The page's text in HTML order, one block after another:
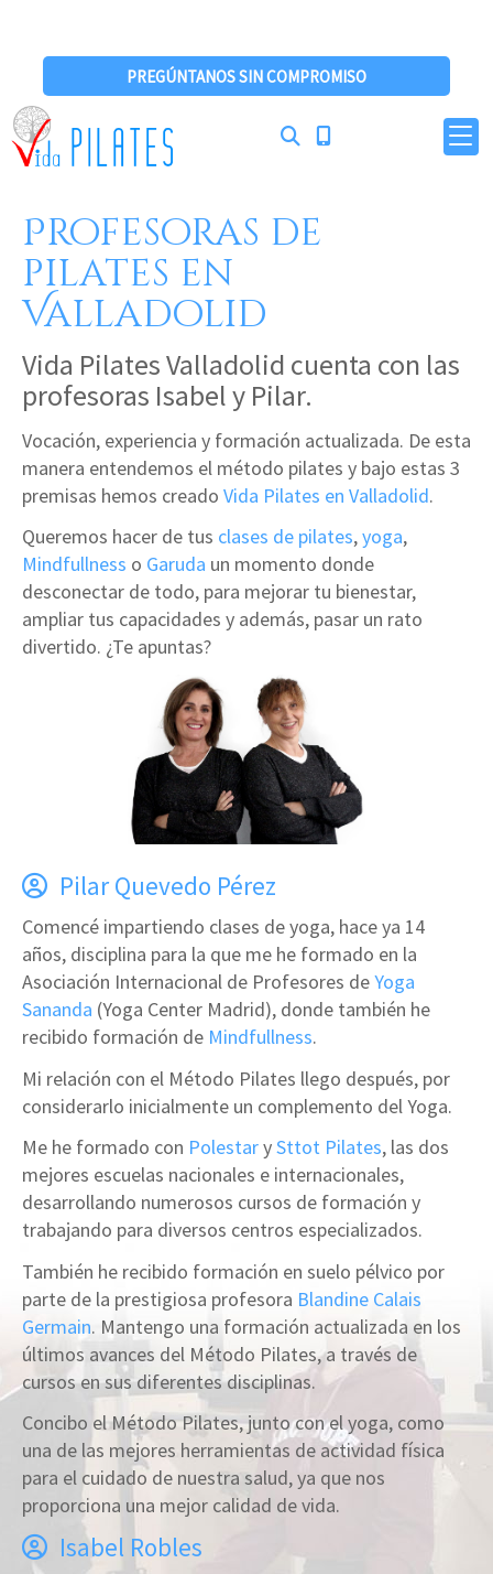
PREGÚNTANOS SIN COMPROMISO
Profesoras de
pilates en
Valladolid
Vida Pilates Valladolid cuenta con las
profesoras Isabel y Pilar.
Vocación, experiencia y formación actualizada. De esta
manera entendemos el método pilates y bajo estas 3
premisas hemos creado Vida Pilates en Valladolid.
Queremos hacer de tus clases de pilates,yoga,
Mindfullness o Garuda un momento donde
desconectar de todo, para mejorar tu bienestar,
ampliar tus capacidades y además, pasar un rato
divertido. ¿Te apuntas?
Pilar Quevedo Pérez
Comencé impartiendo clases de yoga, hace ya 14
años, disciplina para la que me he formado en la
Asociación Internacional de Profesores deYoga
Sananda (Yoga Center Madrid), donde también he
recibido formación de Mindfullness.
Mi relación con el Método Pilates llego después, por
considerarlo inicialmente un complemento del Yoga.
Me he formado con PolestarySttot Pilates, las dos
mejores escuelas nacionales e internacionales,
desarrollando numerosos cursos de formación y
trabajando para diversos centros especializados.
También he recibido formación en suelo pélvico por
parte de la prestigiosa profesora Blandine Calais
Germain. Mantengo una formación actualizada en los
últimos avances del Método Pilates, a través de
cursos en sus diferentes disciplinas.
Concibo el Método Pilates, junto con el yoga, como
una de las mejores herramientas de actividad física
para el cuidado de nuestra salud, ya que nos
proporciona una mejor calidad de vida.
Isabel Robles